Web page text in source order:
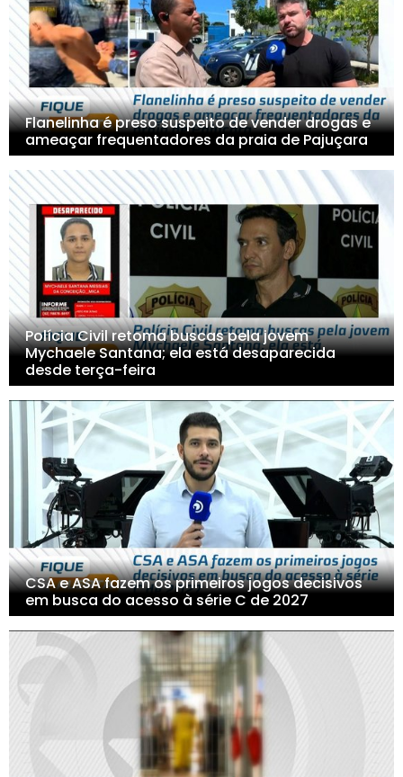
Flanelinha é preso suspeito de vender drogas e
ameaçar frequentadores da praia de Pajuçara
Polícia Civil retoma buscas pela jovem
Mychaele Santana; ela está desaparecida
desde terça-feira
CSA e ASA fazem os primeiros jogos decisivos
em busca do acesso à série C de 2027